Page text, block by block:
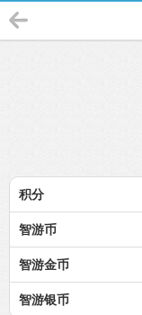
积分
智游币
智游金币
智游银币